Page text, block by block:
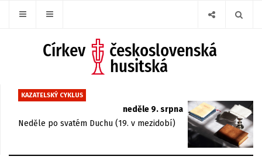
KAZATELSKÝ CYKLUS
neděle 9. srpna
Neděle po svatém Duchu (19. v mezidobí)